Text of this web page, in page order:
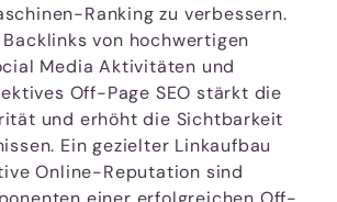
Ranking zu verbessern.
Backlinks von hochwertigen
Media Aktivitäten und
Off-Page SEO stärkt die
und erhöht die Sichtbarkeit
Ein gezielter Linkaufbau
Online-Reputation sind